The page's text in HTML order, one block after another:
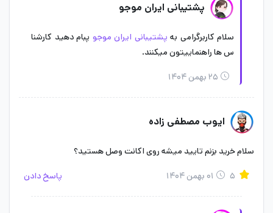
پشتیبانی ایران موجو
سلام کاربرگرامی به پشتیبانی ایران موجو پبام دهید کارشنا
س ها راهنماییتون میکنند.
۲۵ بهمن ۱۴۰۴
ایوب مصطفی زاده
سلام خرید بزنم تایید میشه روی اکانت وصل هستید؟
۰۱ بهمن ۱۴۰۴ پاسخ دادن